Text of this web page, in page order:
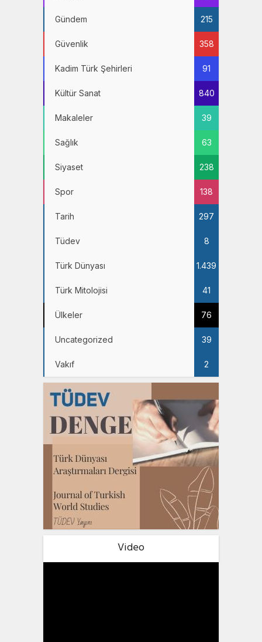
Gündem 215
Güvenlik 358
Kadim Türk Şehirleri 91
Kültür Sanat 840
Makaleler 39
Sağlık 63
Siyaset 238
Spor 138
Tarih 297
Tüdev 8
Türk Dünyası 1.439
Türk Mitolojisi 41
Ülkeler 76
Uncategorized 39
Vakıf 2
Video